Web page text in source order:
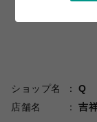
ショップ名
Q
店舗名
吉